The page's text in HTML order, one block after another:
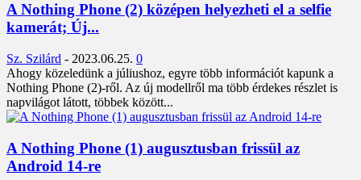
A Nothing Phone (2) középen helyezheti el a selfie
kamerát; Új...
Sz. Szilárd - 2023.06.25. 0
Ahogy közeledünk a júliushoz, egyre több információt kapunk a
Nothing Phone (2)-ről. Az új modellről ma több érdekes részlet is
napvilágot látott, többek között...
A Nothing Phone (1) augusztusban frissül az
Android 14-re